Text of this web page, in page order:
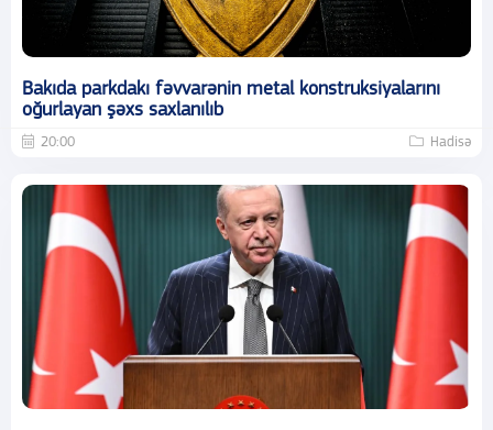
Bakıda parkdakı fəvvarənin metal konstruksiyalarını
oğurlayan şəxs saxlanılıb
20:00 Hadisə